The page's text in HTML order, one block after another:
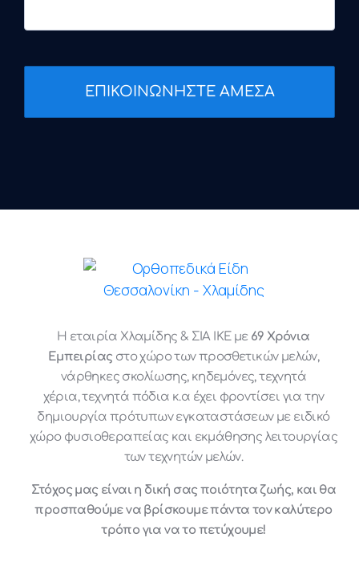
ΕΠΙΚΟΙΝΩΝΗΣΤΕ ΑΜΕΣΑ
Η εταιρία Χλαμίδης & ΣΙΑ ΙΚΕ με 69 Χρόνια
Εμπειρίας στο χώρο των προσθετικών μελών,
νάρθηκες σκολίωσης, κηδεμόνες, τεχνητά
χέρια, τεχνητά πόδια κ.α έχει φροντίσει για την
δημιουργία πρότυπων εγκαταστάσεων με ειδικό
χώρο φυσιοθεραπείας και εκμάθησης λειτουργίας
των τεχνητών μελών.
Στόχος μας είναι η δική σας ποιότητα ζωής, και θα
προσπαθούμε να βρίσκουμε πάντα τον καλύτερο
τρόπο για να το πετύχουμε!